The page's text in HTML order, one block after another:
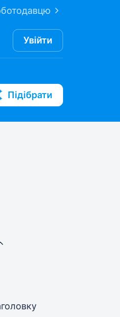
Увійти
Підібрати